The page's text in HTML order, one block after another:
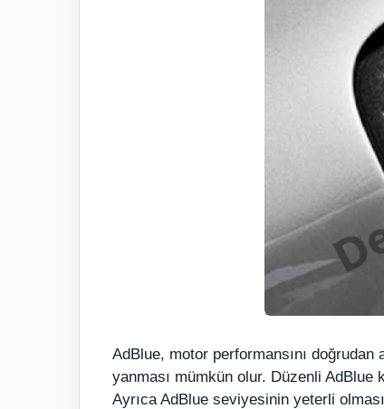
AdBlue, motor performansını
yanması mümkün olur. Düzenli AdBlue
Ayrıca AdBlue seviyesinin yeterli